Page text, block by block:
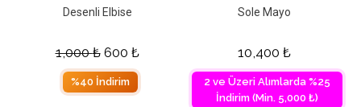
Desenli Elbise
1,000₺ 600 ₺
%40 İndirim
Sole Mayo
10,400 ₺
2 ve Üzeri Alımlarda %25
İndirim (Min. 5,000 ₺)